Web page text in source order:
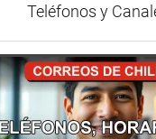
Teléfonos y